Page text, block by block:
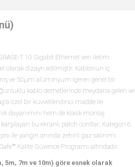
T 10 Gigabit Ethernet veri iletim
olarak dizayn edilmiştir. Kablonun iç
ve 50μm alüminyum içeren genel bir
kablo demetlerinde meydana gelen ve
özel bir kuvvetlendirici madde ile
dayanımını hem de klasik montaj
bu ekranlı patch cordlar, Kategori 6
ile yangın anında zehirli gaz salınımı
Kalite Güvence Programı altındadır.
7m ve 10m) göre esnek olarak